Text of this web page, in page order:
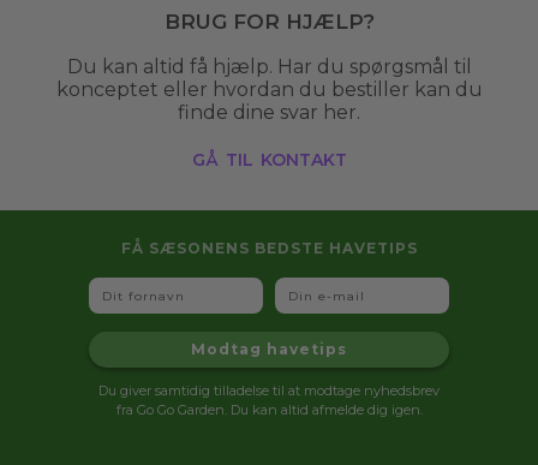
Brug for hjælp?
Du kan altid få hjælp. Har du spørgsmål til
konceptet eller hvordan du bestiller kan du
finde dine svar her.
gå til kontakt
FÅ SÆSONENS BEDSTE HAVETIPS
Fornavn Email
Modtag havetips
Du giver samtidig tilladelse til at modtage nyhedsbrev
fra Go Go Garden. Du kan altid afmelde dig igen.